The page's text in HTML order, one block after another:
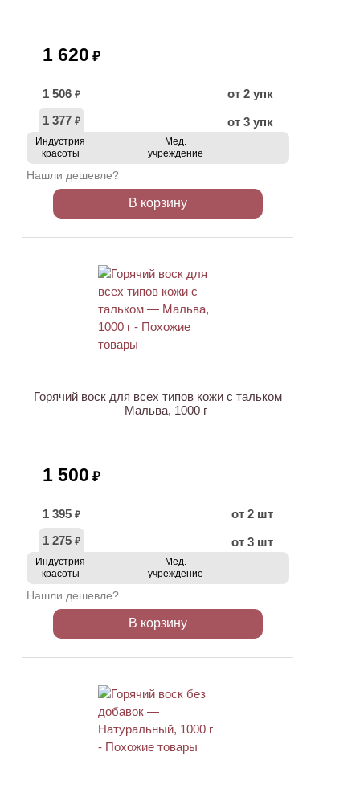
1 620 ₽
1 506 ₽
от 2 упк
1 377 ₽ от 3 упк
Индустрия
красоты
Мед.
учреждение
Нашли дешевле?
В корзину
Горячий воск для всех типов кожи с тальком
— Мальва, 1000 г
1 500 ₽
1 395 ₽
от 2 шт
1 275 ₽ от 3 шт
Индустрия
красоты
Мед.
учреждение
Нашли дешевле?
В корзину